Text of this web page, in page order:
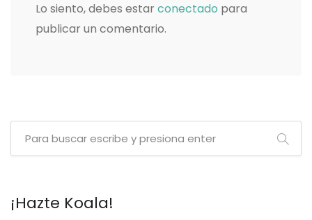
Lo siento, debes estar conectado para
publicar un comentario.
¡Hazte Koala!